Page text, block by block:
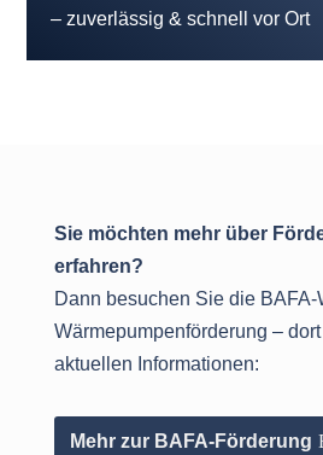
– zuverlässig & schnell vor Ort
Sie möchten mehr über
erfahren?
Dann besuchen Sie die BAFA-
Wärmepumpenförderung –
aktuellen Informationen:
Mehr zur BAFA-Förderung